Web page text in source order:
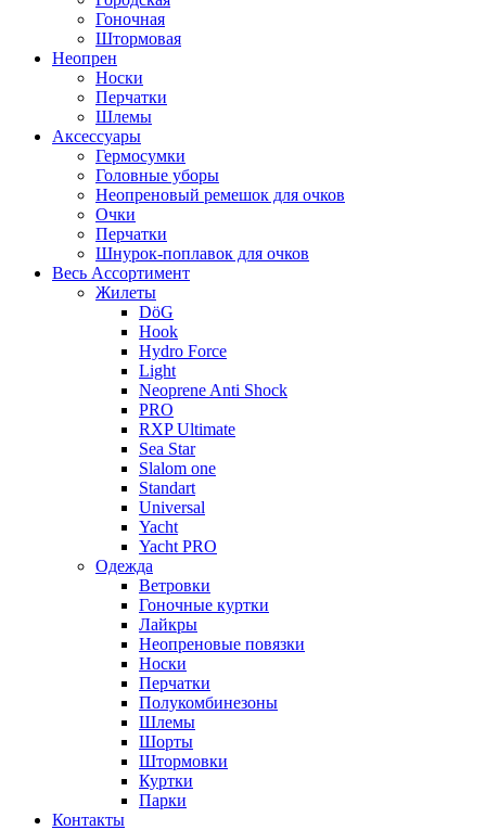
Гоночная
Штормовая
Неопрен
Носки
Перчатки
Шлемы
Аксессуары
Гермосумки
Головные уборы
Неопреновый ремешок для очков
Очки
Перчатки
Шнурок-поплавок для очков
Весь Ассортимент
Жилеты
DöG
Hook
Hydro Force
Light
Neoprene Anti Shock
PRO
RXP Ultimate
Sea Star
Slalom one
Standart
Universal
Yacht
Yacht PRO
Одежда
Ветровки
Гоночные куртки
Лайкры
Неопреновые повязки
Носки
Перчатки
Полукомбинезоны
Шлемы
Шорты
Штормовки
Куртки
Парки
Контакты